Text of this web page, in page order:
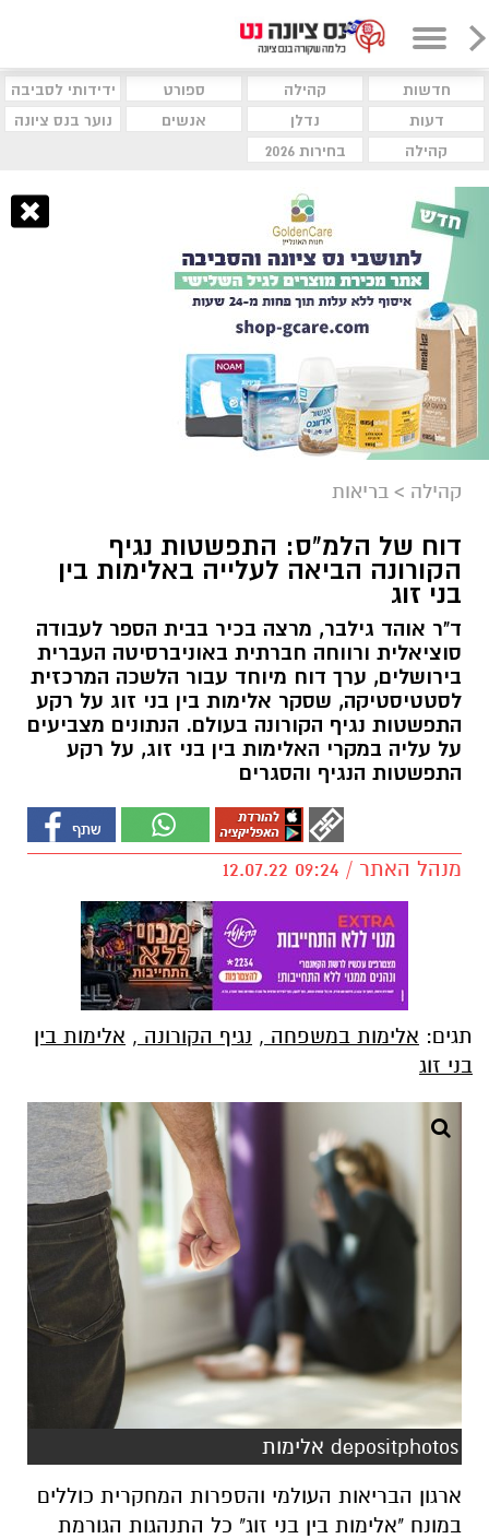
חדשות קהילה ספורט
ידידותי לסביבה
דעות
נדלן אנשים
נוער בנס ציונה
קהילה
בחירות 2026
קהילה > בריאות
דוח של הלמ"ס: התפשטות נגיף
הקורונה הביאה לעלייה באלימות בין
בני זוג
ד"ר אוהד גילבר, מרצה בכיר בבית הספר לעבודה
סוציאלית ורווחה חברתית באוניברסיטה העברית
בירושלים, ערך דוח מיוחד עבור הלשכה המרכזית
לסטטיסטיקה, שסקר אלימות בין בני זוג על רקע
התפשטות נגיף הקורונה בעולם. הנתונים מצביעים
על עליה במקרי האלימות בין בני זוג, על רקע
התפשטות הנגיף והסגרים
מנהל האתר / 09:24 12.07.22
תגים: אלימות במשפחה , נגיף הקורונה , אלימות בין
בני זוג
depositphotos אלימות
ארגון הבריאות העולמי והספרות המחקרית כוללים
במונח "אלימות בין בני זוג" כל התנהגות הגורמת